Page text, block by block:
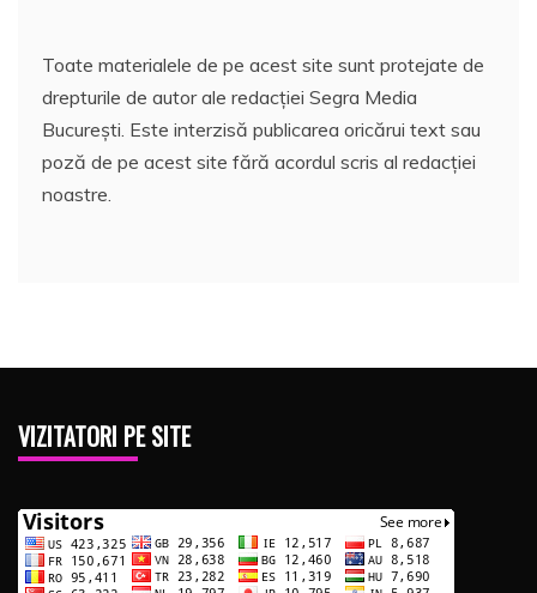
Toate materialele de pe acest site sunt protejate de
drepturile de autor ale redacției Segra Media
București. Este interzisă publicarea oricărui text sau
poză de pe acest site fără acordul scris al redacției
noastre.
VIZITATORI PE SITE